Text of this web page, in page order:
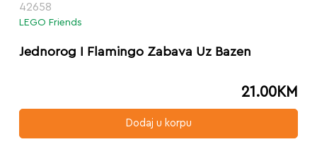
42658
LEGO Friends
Jednorog I Flamingo Zabava Uz Bazen
21.00KM
Dodaj u korpu